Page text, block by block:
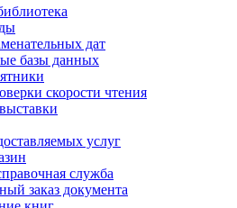
дат
базы данных
скорости чтения
услуг
служба
заказ документа